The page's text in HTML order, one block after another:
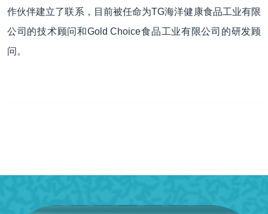
作伙伴建立了联系，目前被任命为TG海洋健康食品工业有限
公司的技术顾问和Gold Choice食品工业有限公司的研发顾
问。